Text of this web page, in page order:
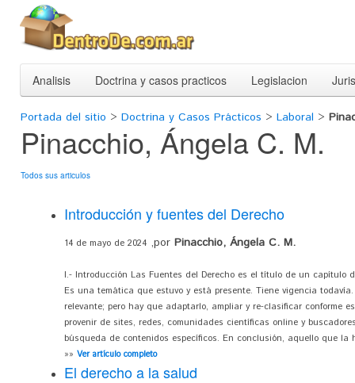
Analisis Doctrina y casos practicos Legislacion
Portada del sitio > Doctrina y Casos Prácticos > Laboral >
Pinacchio, Ángela C. M.
Todos sus articulos
Introducción y fuentes del Derecho
14 de mayo de 2024 ,por Pinacchio, Ángela C. M.
I.- Introducción Las Fuentes del Derecho es el título de un capítulo
Es una temática que estuvo y está presente. Tiene vigencia
relevante; pero hay que adaptarlo, ampliar y re-clasificar conforme
provenir de sites, redes, comunidades científicas online y
búsqueda de contenidos específicos. En conclusión, aquello que la
»» Ver artículo completo
El derecho a la salud